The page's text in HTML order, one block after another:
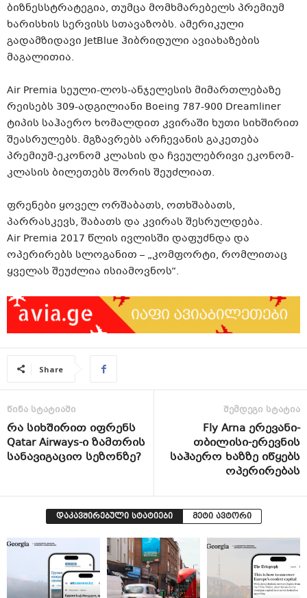
ბიზნესსტრატეგია, თუმცა მომხმარებელს პრემიუმ
ხარისხის სერვისს სთავაზობს. ამერიკული
გადამზიდავი JetBlue ჰიბრიდული ავიახაზების
მაგალითია.
Air Premia სეული-ლოს-ანჯელესის მიმართლებაზე
რეისებს 309-ადგილიანი Boeing 787-900 Dreamliner
ტიპის საჰაერო ხომალდით კვირაში ხუთი სიხშირით
შეასრულებს. მგზავრებს არჩევანის გაკეთება
პრემიუმ-ეკონომ კლასის და ჩვეულებრივი ეკონომ-
კლასის ბილეთებს შორის შეუძლიათ.
ფრენები ყოველ ორშაბათს, ოთხშაბათს,
პარრასკევს, შაბათს და კვირას შესრულდება.
Air Premia 2017 წლის ივლისში დაფუძნდა და
ოპერირებს სლოგანით – „კომფორტი, რომლითაც
ყველას შეუძლია ისიამოვნოს“.
Share
წინა სტატიაში
რა სიხშირით იფრენს
Qatar Airways-ი ზამთრის
სანავიგაციო სეზონზე?
შემდეგი სტატია
Fly Arna ერევანი-
თბილისი-ერევნის
საჰაერო ხაზზე იწყებს
ოპერირებას
დაკავშირებული სტატიები მეტი ავტორი